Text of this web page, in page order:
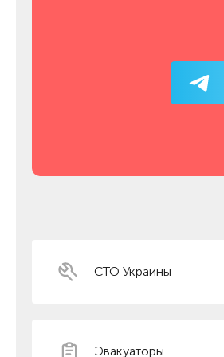
СТО Украины
Эвакуаторы